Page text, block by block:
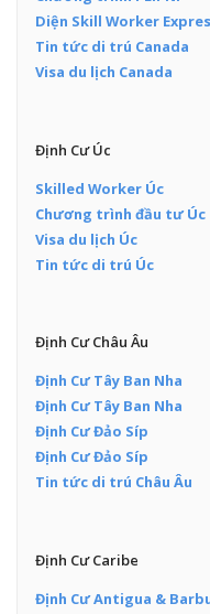
Diện Skill Worker
Tin tức di trú Canada
Visa du lịch Canada
Định Cư Úc
Skilled Worker Úc
Chương trình đầu tư Úc
Visa du lịch Úc
Tin tức di trú Úc
Định Cư Châu Âu
Định Cư Tây Ban Nha
Định Cư Tây Ban Nha
Định Cư Đảo Síp
Định Cư Đảo Síp
Tin tức di trú Châu Âu
Định Cư Caribe
Định Cư Antigua &